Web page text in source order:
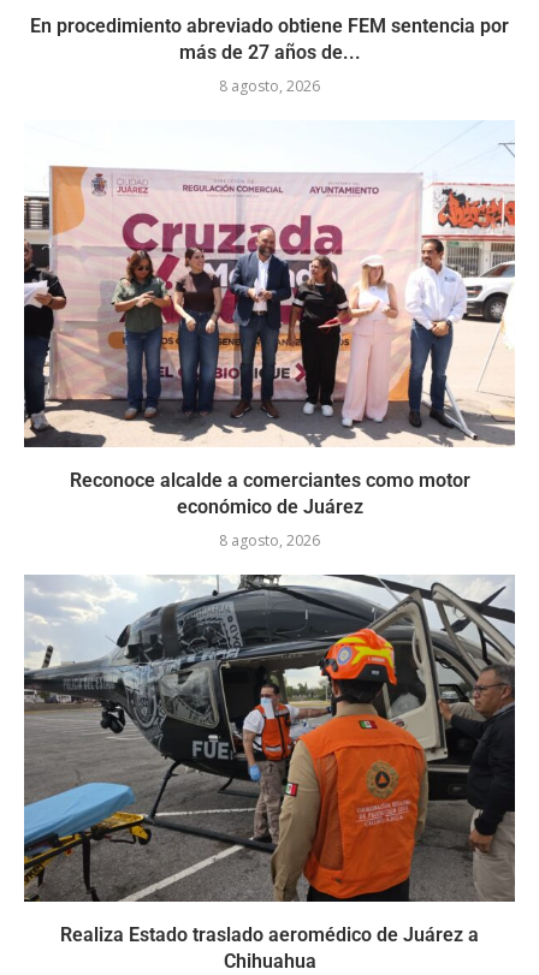
En procedimiento abreviado obtiene FEM sentencia por
más de 27 años de...
8 agosto, 2026
Reconoce alcalde a comerciantes como motor
económico de Juárez
8 agosto, 2026
Realiza Estado traslado aeromédico de Juárez a
Chihuahua